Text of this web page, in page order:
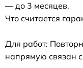
— до 3 месяцев.
Что считается
Для работ:
напрямую связан